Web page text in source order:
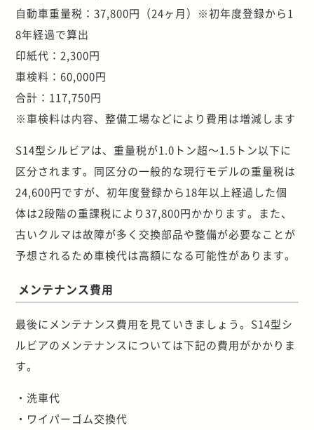
自動車重量税：37,800円（24ヶ月）※初年度登録から1
8年経過で算出
印紙代：2,300円
車検料：60,000円
合計：117,750円
※車検料は内容、整備工場などにより費用は増減します
S14型シルビアは、重量税が1.0トン超～1.5トン以下に
区分されます。同区分の一般的な現行モデルの重量税は
24,600円ですが、初年度登録から18年以上経過した個
体は2段階の重課税により37,800円かかります。また、
古いクルマは故障が多く交換部品や整備が必要なことが
予想されるため車検代は高額になる可能性があります。
メンテナンス費用
最後にメンテナンス費用を見ていきましょう。S14型シ
ルビアのメンテナンスについては下記の費用がかかりま
す。
・洗車代
・ワイパーゴム交換代